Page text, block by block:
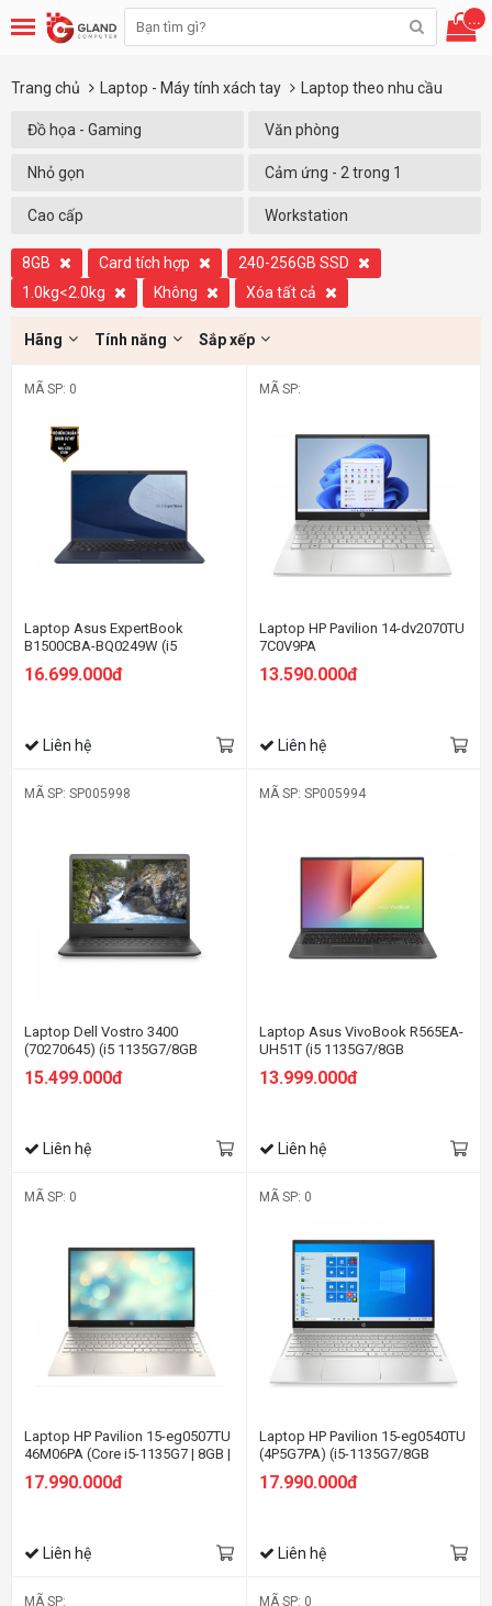
...
Trang chủ Laptop - Máy tính xách tay Laptop theo nhu cầu
Đồ họa - Gaming Văn phòng
Nhỏ gọn Cảm ứng - 2 trong 1
Cao cấp Workstation
8GB Card tích hợp
240-256GB SSD
1.0kg<2.0kg
Không Xóa tất cả
Hãng Tính năng Sắp xếp
MÃ SP: 0
Laptop Asus ExpertBook
B1500CBA-BQ0249W (i5
SSD/15.6 FHD/Win11/Đen)
16.699.000đ
Liên hệ
MÃ SP:
Laptop HP Pavilion 14-dv2070TU
7C0V9PA
13.590.000đ
Liên hệ
MÃ SP: SP005998
Laptop Dell Vostro 3400
(70270645) (i5 1135G7/8GB
RAM/256GBSSD/14.0 inch
FHD/Win11/OfficeHS21/Đen)
15.499.000đ
Liên hệ
MÃ SP: SP005994
Laptop Asus VivoBook R565EA-
UH51T (i5 1135G7/8GB
RAM/256GB SSD/15.6 FHD Cảm
ứng/Win 10/Xám)
13.999.000đ
Liên hệ
MÃ SP: 0
Laptop HP Pavilion 15-eg0507TU
46M06PA (Core i5-1135G7 | 8GB |
FHD | Win 10 | Vàng)
17.990.000đ
Liên hệ
MÃ SP: 0
Laptop HP Pavilion 15-eg0540TU
(4P5G7PA) (i5-1135G7/8GB
FHD/Win11/Bạc)
17.990.000đ
Liên hệ
MÃ SP: MÃ SP: 0